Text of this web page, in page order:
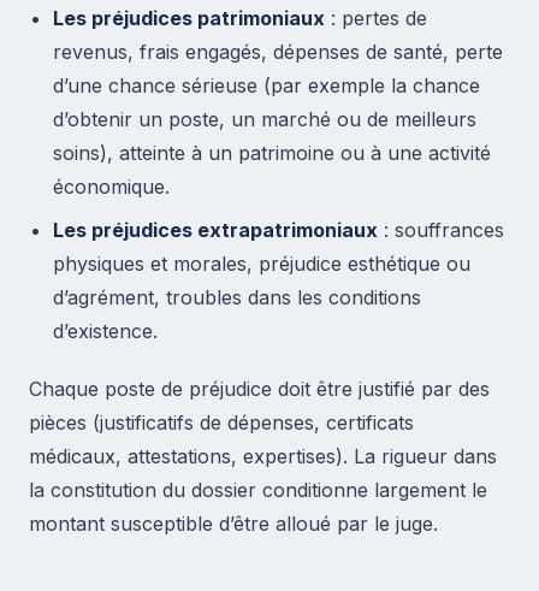
Les préjudices patrimoniaux : pertes de
revenus, frais engagés, dépenses de santé, perte
d’une chance sérieuse (par exemple la chance
d’obtenir un poste, un marché ou de meilleurs
soins), atteinte à un patrimoine ou à une activité
économique.
Les préjudices extrapatrimoniaux : souffrances
physiques et morales, préjudice esthétique ou
d’agrément, troubles dans les conditions
d’existence.
Chaque poste de préjudice doit être justifié par des
pièces (justificatifs de dépenses, certificats
médicaux, attestations, expertises). La rigueur dans
la constitution du dossier conditionne largement le
montant susceptible d’être alloué par le juge.